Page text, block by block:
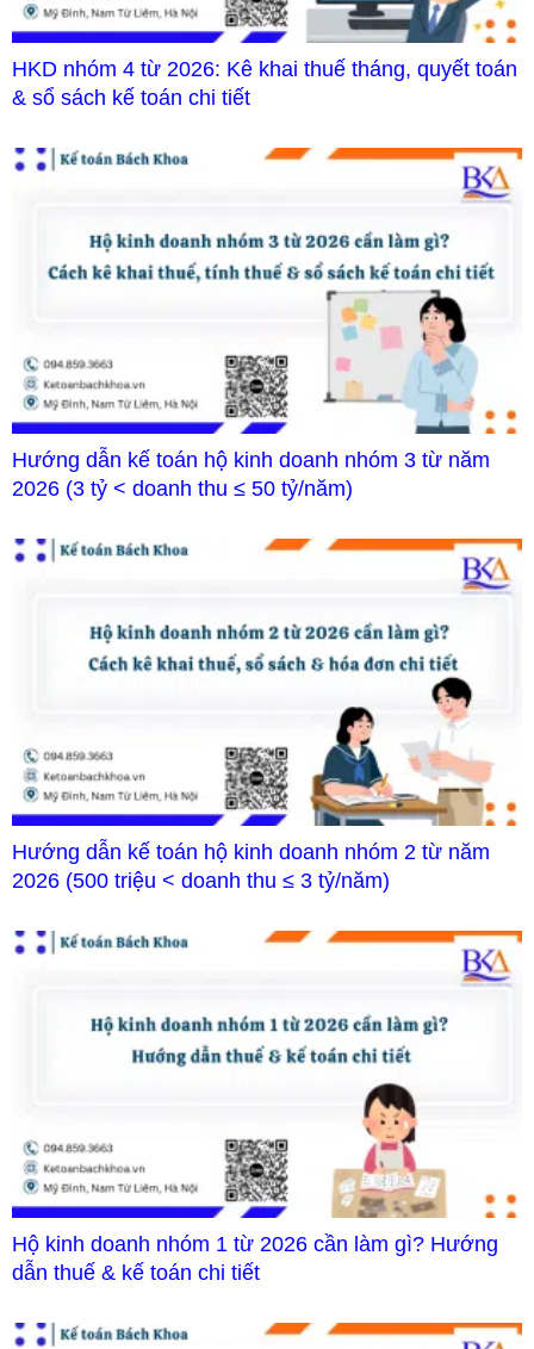
HKD nhóm 4 từ 2026: Kê khai thuế tháng, quyết toán
& sổ sách kế toán chi tiết
Hướng dẫn kế toán hộ kinh doanh nhóm 3 từ năm
2026 (3 tỷ < doanh thu ≤ 50 tỷ/năm)
Hướng dẫn kế toán hộ kinh doanh nhóm 2 từ năm
2026 (500 triệu < doanh thu ≤ 3 tỷ/năm)
Hộ kinh doanh nhóm 1 từ 2026 cần làm gì? Hướng
dẫn thuế & kế toán chi tiết